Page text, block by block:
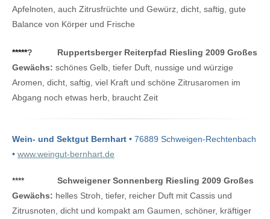
Apfelnoten, auch Zitrusfrüchte und Gewürz, dicht, saftig, gute
Balance von Körper und Frische
*****?
Ruppertsberger Reiterpfad Riesling 2009 Großes
Gewächs: schönes Gelb, tiefer Duft, nussige und würzige
Aromen, dicht, saftig, viel Kraft und schöne Zitrusaromen im
Abgang noch etwas herb, braucht Zeit
Wein- und Sektgut Bernhart • 76889 Schweigen-Rechtenbach
• www.weingut-bernhart.de
****
Schweigener Sonnenberg Riesling 2009 Großes
Gewächs: helles Stroh, tiefer, reicher Duft mit Cassis und
Zitrusnoten, dicht und kompakt am Gaumen, schöner, kräftiger